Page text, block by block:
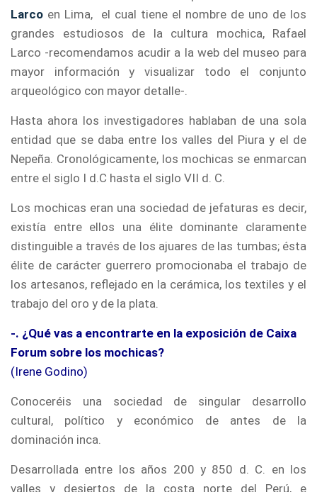
Larco en Lima, el cual tiene el nombre de uno de los
grandes estudiosos de la cultura mochica, Rafael
Larco -recomendamos acudir a la web del museo para
mayor información y visualizar todo el conjunto
arqueológico con mayor detalle-.
Hasta ahora los investigadores hablaban de una sola
entidad que se daba entre los valles del Piura y el de
Nepeña. Cronológicamente, los mochicas se enmarcan
entre el siglo I d.C hasta el siglo VII d. C.
Los mochicas eran una sociedad de jefaturas es decir,
existía entre ellos una élite dominante claramente
distinguible a través de los ajuares de las tumbas; ésta
élite de carácter guerrero promocionaba el trabajo de
los artesanos, reflejado en la cerámica, los textiles y el
trabajo del oro y de la plata.
-. ¿Qué vas a encontrarte en la exposición de Caixa
Forum sobre los mochicas?
(Irene Godino)
Conoceréis una sociedad de singular desarrollo
cultural, político y económico de antes de la
dominación inca.
Desarrollada entre los años 200 y 850 d. C. en los
valles y desiertos de la costa norte del Perú, e